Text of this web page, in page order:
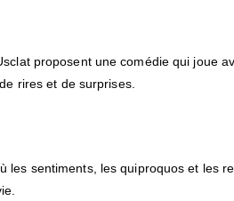
proposent une comédie qui joue
rires et de surprises.
sentiments, les quiproquos et les